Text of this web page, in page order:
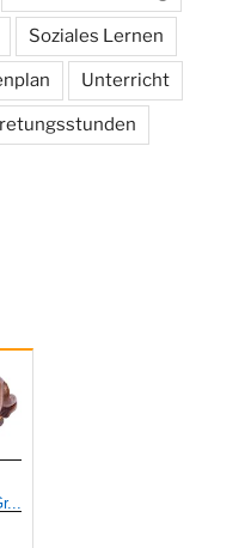
Soziales Lernen
Unterricht